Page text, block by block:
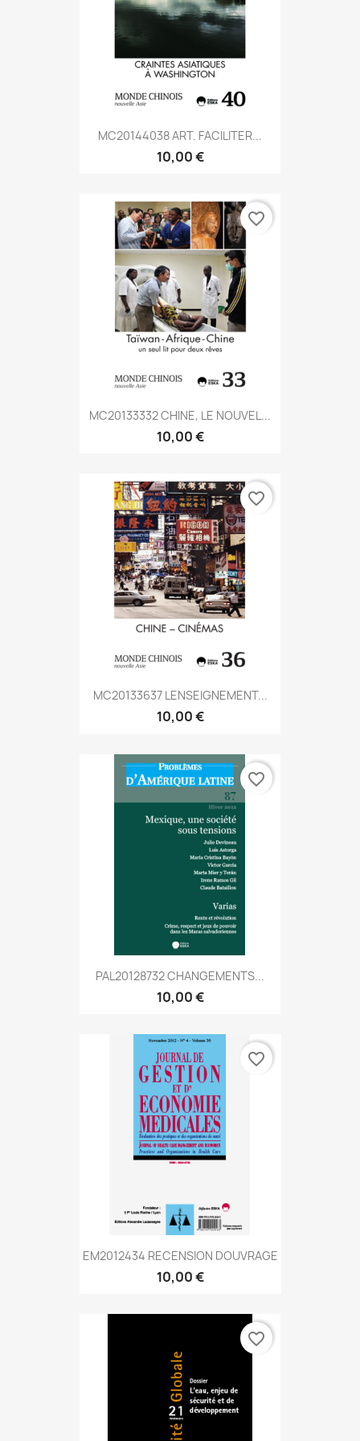
MC20144038 ART. FACILITER...
10,00 €
MC20133332 CHINE, LE NOUVEL...
10,00 €
favorite_border
MC20133637 LENSEIGNEMENT...
10,00 €
favorite_border
PAL20128732 CHANGEMENTS...
10,00 €
favorite_border
EM2012434 RECENSION DOUVRAGE
10,00 €
favorite_border
favorite_border